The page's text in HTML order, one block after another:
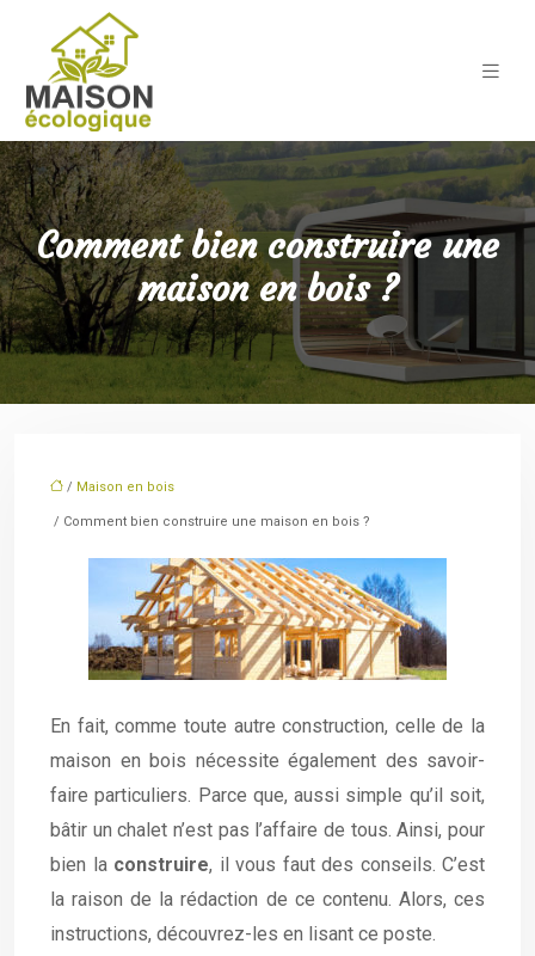
Comment bien construire une
maison en bois ?
/ Maison en bois
/ Comment bien construire une maison en bois ?
En fait, comme toute autre construction, celle de la
maison en bois nécessite également des savoir-
faire particuliers. Parce que, aussi simple qu’il soit,
bâtir un chalet n’est pas l’affaire de tous. Ainsi, pour
bien la construire, il vous faut des conseils. C’est
la raison de la rédaction de ce contenu. Alors, ces
instructions, découvrez-les en lisant ce poste.